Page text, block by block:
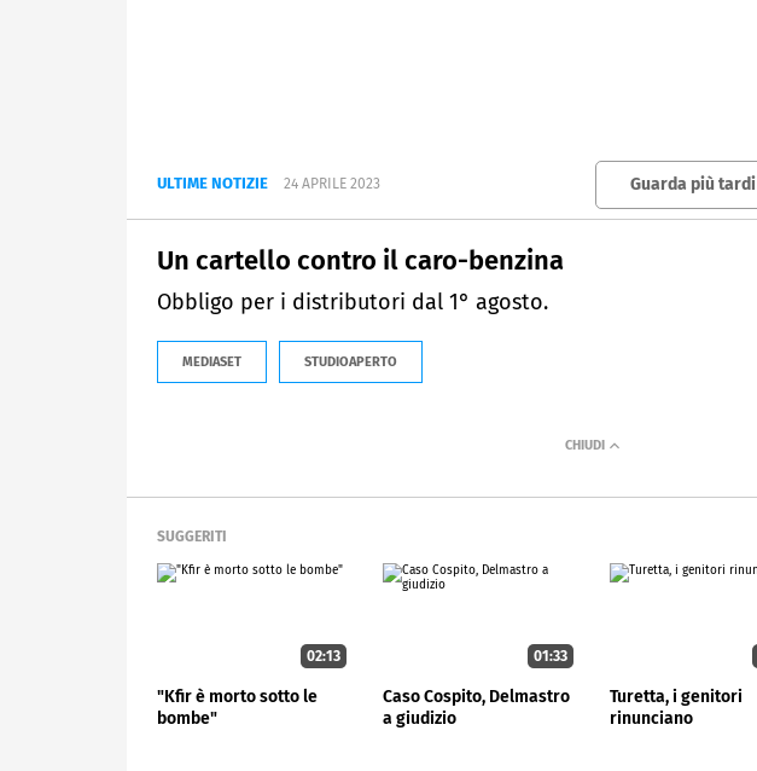
ULTIME NOTIZIE 24 APRILE 2023 Guarda più tardi
Un cartello contro il caro-benzina
Obbligo per i distributori dal 1° agosto.
MEDIASET STUDIOAPERTO
SUGGERITI
02:13
"Kfir è morto sotto le
bombe"
01:33
Caso Cospito, Delmastro
a giudizio
Turetta, i genitori
rinunciano